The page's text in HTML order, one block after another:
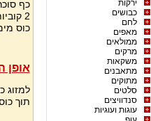
ירקות
כבושים
לחם
מאפים
ממולאים
מרקים
משקאות
מתאבנים
מתוקים
סלטים
סנדוויצים
עוגות ועוגיות
כף
2 קוביות קרח
כוס
אופן
למזוג
תוך